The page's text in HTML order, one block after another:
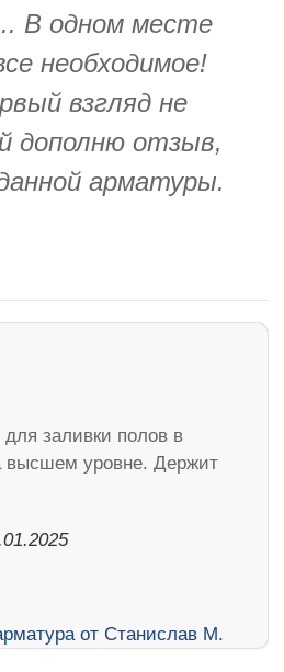
В одном месте
необходимое!
взгляд не
дополню отзыв,
арматуры.
заливки полов в
высшем уровне. Держит